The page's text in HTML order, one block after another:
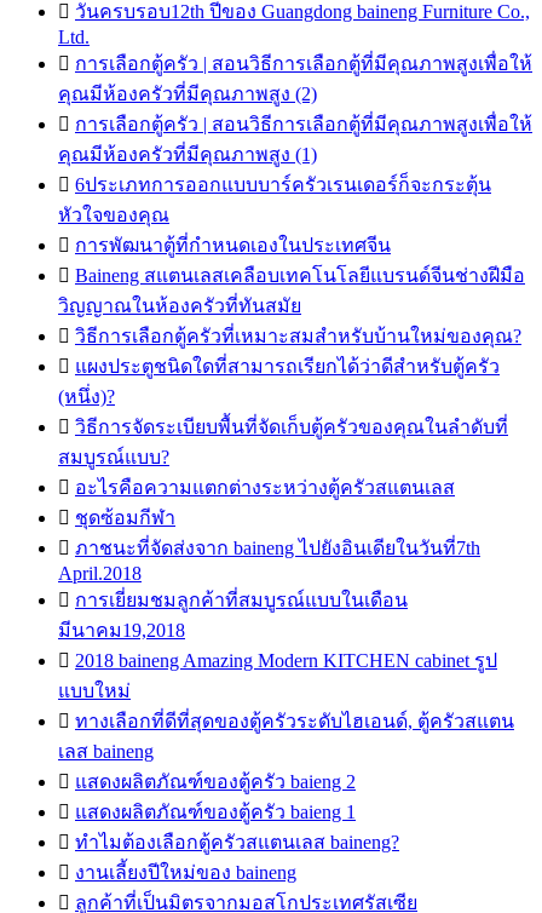
 วันครบรอบ12th ปีของ Guangdong baineng Furniture Co.,
Ltd.
 การเลือกตู้ครัว | สอนวิธีการเลือกตู้ที่มีคุณภาพสูงเพื่อให้
คุณมีห้องครัวที่มีคุณภาพสูง (2)
 การเลือกตู้ครัว | สอนวิธีการเลือกตู้ที่มีคุณภาพสูงเพื่อให้
คุณมีห้องครัวที่มีคุณภาพสูง (1)
 6ประเภทการออกแบบบาร์ครัวเรนเดอร์ก็จะกระตุ้น
หัวใจของคุณ
 การพัฒนาตู้ที่กำหนดเองในประเทศจีน
 Baineng สแตนเลสเคลือบเทคโนโลยีแบรนด์จีนช่างฝีมือ
วิญญาณในห้องครัวที่ทันสมัย
 วิธีการเลือกตู้ครัวที่เหมาะสมสำหรับบ้านใหม่ของคุณ?
 แผงประตูชนิดใดที่สามารถเรียกได้ว่าดีสำหรับตู้ครัว
(หนึ่ง)?
 วิธีการจัดระเบียบพื้นที่จัดเก็บตู้ครัวของคุณในลำดับที่
สมบูรณ์แบบ?
 อะไรคือความแตกต่างระหว่างตู้ครัวสแตนเลส
 ชุดซ้อมกีฬา
 ภาชนะที่จัดส่งจาก baineng ไปยังอินเดียในวันที่7th
April.2018
 การเยี่ยมชมลูกค้าที่สมบูรณ์แบบในเดือน
มีนาคม19,2018
 2018 baineng Amazing Modern KITCHEN cabinet รูป
แบบใหม่
 ทางเลือกที่ดีที่สุดของตู้ครัวระดับไฮเอนด์, ตู้ครัวสแตน
เลส baineng
 แสดงผลิตภัณฑ์ของตู้ครัว baieng 2
 แสดงผลิตภัณฑ์ของตู้ครัว baieng 1
 ทำไมต้องเลือกตู้ครัวสแตนเลส baineng?
 งานเลี้ยงปีใหม่ของ baineng
 ลูกค้าที่เป็นมิตรจากมอสโกประเทศรัสเซีย